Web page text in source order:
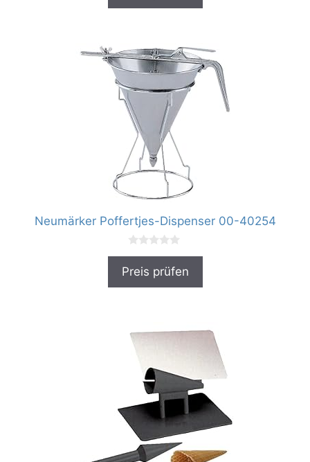
Neumärker Poffertjes-Dispenser 00-40254
0
o
Preis prüfen